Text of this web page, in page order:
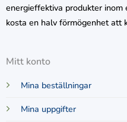
energieffektiva produkter
kosta en halv förmögenhet att
Mitt konto
Mina beställningar
Mina uppgifter